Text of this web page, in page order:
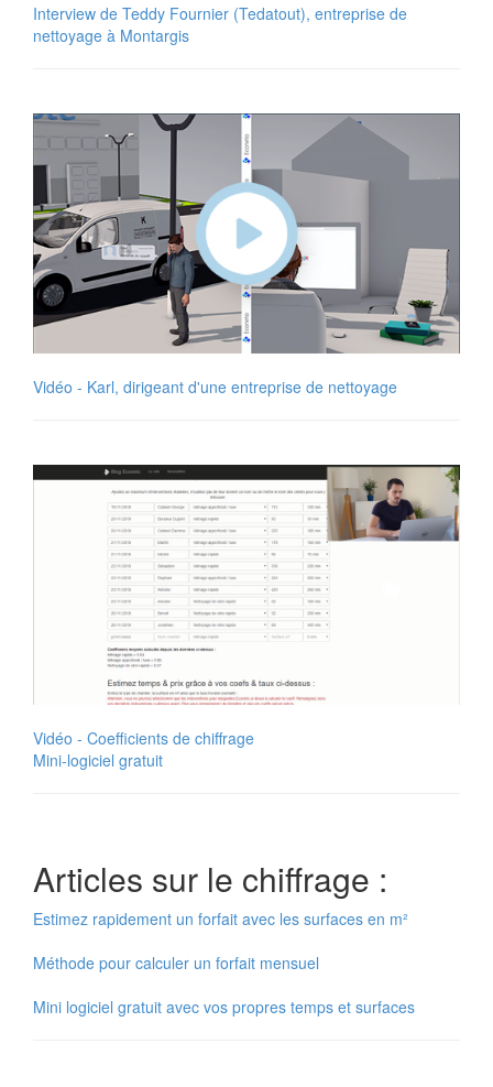
Interview de Teddy Fournier (Tedatout), entreprise de
nettoyage à Montargis
Vidéo - Karl, dirigeant d'une entreprise de nettoyage
Vidéo - Coefficients de chiffrage
Mini-logiciel gratuit
Articles sur le chiffrage :
Estimez rapidement un forfait avec les surfaces en m²
Méthode pour calculer un forfait mensuel
Mini logiciel gratuit avec vos propres temps et surfaces